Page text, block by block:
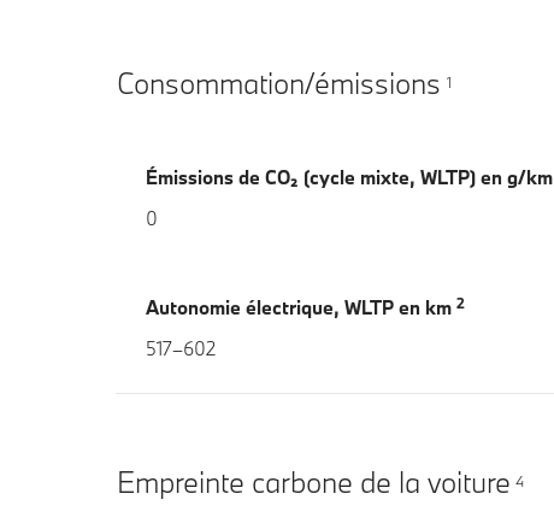
Consommation/émissions 1
Émissions de CO₂ (cycle mixte, WLTP) en g/km
0
Autonomie électrique, WLTP en km 2
517–602
Empreinte carbone de la voiture 4